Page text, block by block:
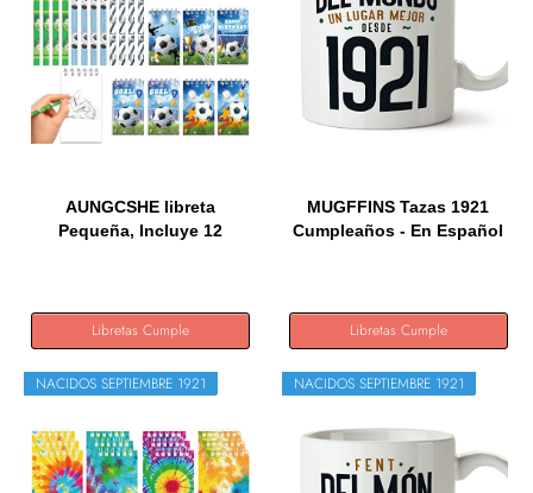
AUNGCSHE libreta
Pequeña, Incluye 12
Libretas Cumple
MUGFFINS Tazas 1921
Cumpleaños - En Español
Libretas Cumple
NACIDOS SEPTIEMBRE 1921 NACIDOS SEPTIEMBRE 1921